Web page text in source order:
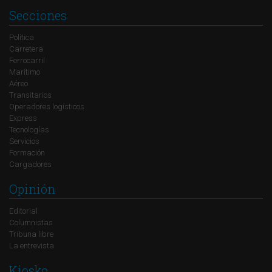
Secciones
Política
Carretera
Ferrocarril
Marítimo
Aéreo
Transitarios
Operadores logísticos
Express
Tecnologías
Servicios
Formación
Cargadores
Opinión
Editorial
Columnistas
Tribuna libre
La entrevista